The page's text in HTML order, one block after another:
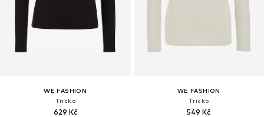
WE FASHION
Tričko
629 Kč
WE FASHION
Tričko
549 Kč